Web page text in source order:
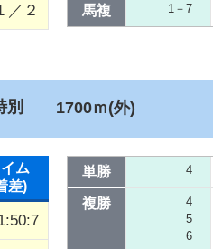
／２ 馬複 1－7
別 1700ｍ(外)
ム
差)
単勝 4
複勝
4
5
6